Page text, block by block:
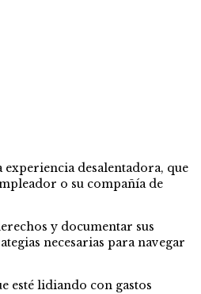
desalentadora, que
o su compañía de
y documentar sus
necesarias para navegar
esté lidiando con gastos